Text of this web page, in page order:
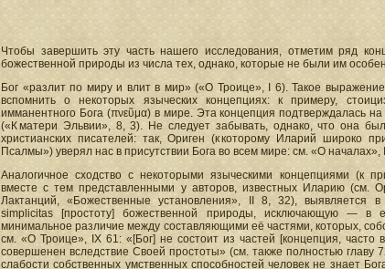
Чтобы завершить эту часть нашего исследования, отметим ряд
божественной природы из числа тех, однако, которые не были им
Бог «разлит по миру и влит в мир» («О Троице», I 6). Такое выражение
вспомнить о некоторых языческих концепциях: к примеру,
имманентного Бога (πνεῦμα) в мире. Эта концепция подтверждалась
(«К матери Эльвии», 8, 3). Не следует забывать, однако, что она
христианских писателей: так, Ориген (к которому Иларий широко
Псалмы») уверял нас в присутствии Бога во всем мире: см. «О началах»,
Аналогичное сходство с некоторыми языческими концепциями (к
вместе с тем представленными у авторов, известных Иларию (см.
Лактанций, «Божественные установления», II 8, 32), выявляется в
simplicitas [простоту] божественной природы, исключающую —
минимальное различие между составляющими её частями, которых,
см. «О Троице», IX 61: «[Бог] не состоит из частей [концепция,
совершенен вследствие Своей простоты» (см. также полностью
слабости собственных умственных способностей человек не знает